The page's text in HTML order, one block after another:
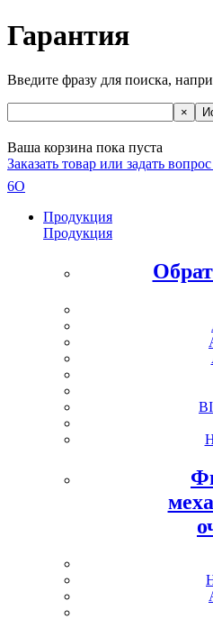
Гарантия
Введите фразу для поиска,
Ваша корзина пока пуста
Заказать товар или задать
6O
Продукция
Продукция